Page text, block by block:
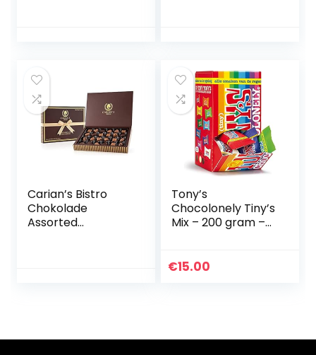
kaarslicht diner –
zacht smeltende
chocoladehartjes,
3 x 100 g –
Fairtrade
Carian’s Bistro
Chokolade
Assorted
Holiday Collection,
Tony’s
Chocolonely Tiny’s
Mix – 200 gram –
€15.00